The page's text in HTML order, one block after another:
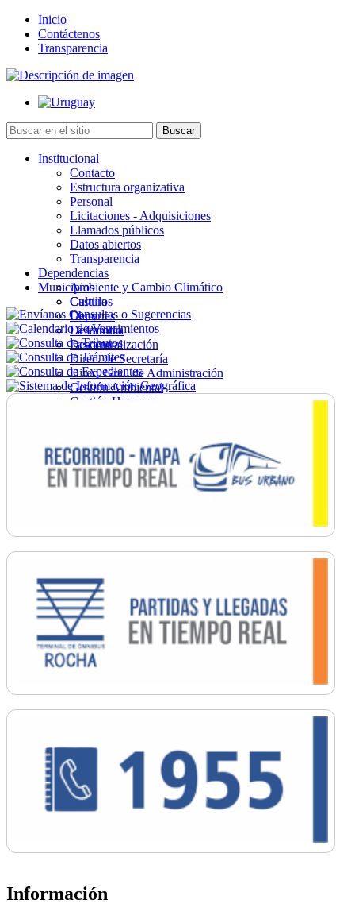
Inicio
Contáctenos
Transparencia
Institucional
Contacto
Estructura organizativa
Personal
Licitaciones - Adquisiciones
Llamados públicos
Datos abiertos
Transparencia
Dependencias
Ambiente y Cambio Climático
Cultura
Deportes
Desarrollo
Descentralización
Direc. de Secretaría
Direc. Gral. de Administración
Gestión Ambiental
Gestión Humana
Ordenamiento
Promoción Social
Salud
Secretaría General
Municipios
Castillos
Chuy
La Paloma
Lascano
Información